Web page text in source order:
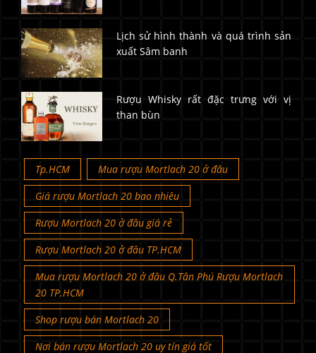
Lịch sử hình thành và quá trình sản
xuất Sâm banh
Rượu Whisky rất đặc trưng với vị
than bùn
Tp.HCM
Mua rượu Mortlach 20 ở đâu
Giá rượu Mortlach 20 bao nhiêu
Rượu Mortlach 20 ở đâu giá rẻ
Rượu Mortlach 20 ở đâu TP.HCM
Mua rượu Mortlach 20 ở đâu Q.Tân Phú Rượu Mortlach
20 TP.HCM
Shop rượu bán Mortlach 20
Nơi bán rượu Mortlach 20 uy tín giá tốt